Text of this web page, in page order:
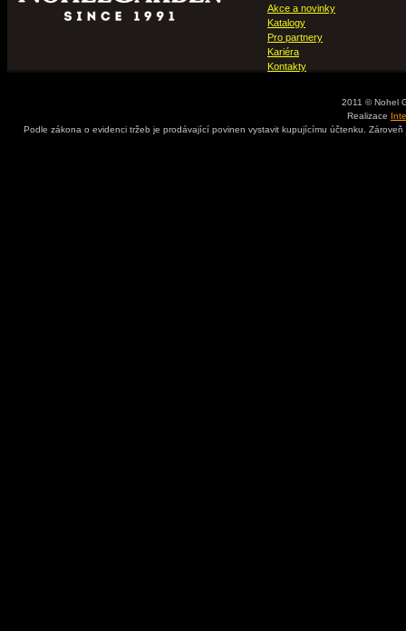
Akce a novinky
Katalogy
Pro partnery
Kariéra
Kontakty
2011 © Nohel
Realizace
Podle zákona o evidenci tržeb je prodávající povinen vystavit kupujícímu účtenku.